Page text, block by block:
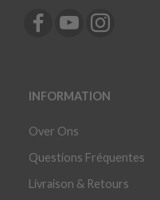
INFORMATION
Over Ons
Questions Fréquentes
Livraison & Retours